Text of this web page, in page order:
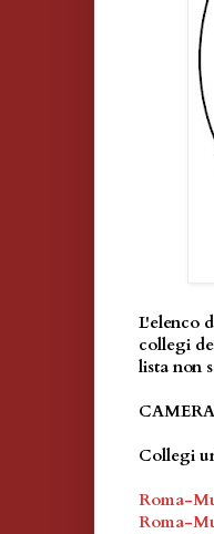
L'elenco
collegi
lista non
Collegi
Roma-
Roma-